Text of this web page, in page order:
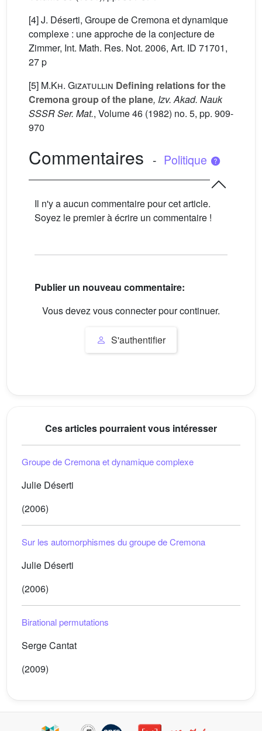
[4] J. Déserti, Groupe de Cremona et dynamique
complexe : une approche de la conjecture de
Zimmer, Int. Math. Res. Not. 2006, Art. ID 71701,
27 p
[5] M.Kh. Gizatullin Defining relations for the
Cremona group of the plane, Izv. Akad. Nauk
SSSR Ser. Mat., Volume 46 (1982) no. 5, pp. 909-
970
Commentaires - Politique
Il n'y a aucun commentaire pour cet article.
Soyez le premier à écrire un commentaire !
Publier un nouveau commentaire:
Vous devez vous connecter pour continuer.
S'authentifier
Ces articles pourraient vous intéresser
Groupe de Cremona et dynamique complexe
Julie Déserti
(2006)
Sur les automorphismes du groupe de Cremona
Julie Déserti
(2006)
Birational permutations
Serge Cantat
(2009)